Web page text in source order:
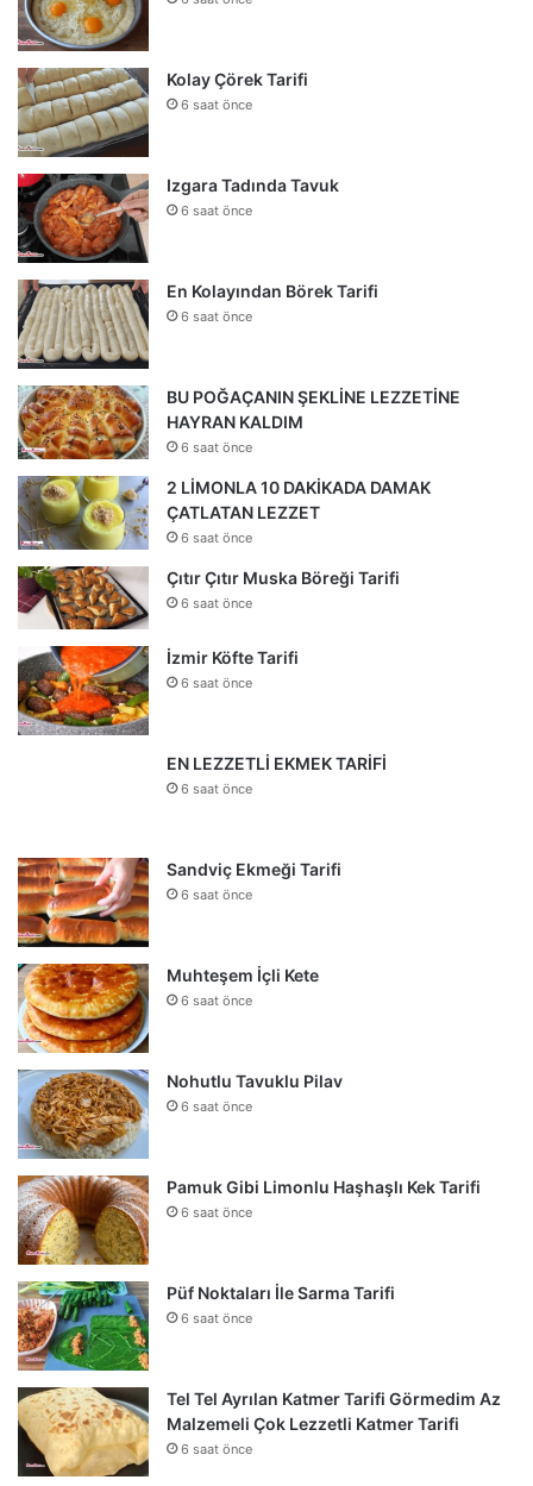
Kolay Çörek Tarifi
6 saat önce
Izgara Tadında Tavuk
6 saat önce
En Kolayından Börek Tarifi
6 saat önce
BU POĞAÇANIN ŞEKLİNE LEZZETİNE
HAYRAN KALDIM
6 saat önce
2 LİMONLA 10 DAKİKADA DAMAK
ÇATLATAN LEZZET
6 saat önce
Çıtır Çıtır Muska Böreği Tarifi
6 saat önce
İzmir Köfte Tarifi
6 saat önce
EN LEZZETLİ EKMEK TARİFİ
6 saat önce
Sandviç Ekmeği Tarifi
6 saat önce
Muhteşem İçli Kete
6 saat önce
Nohutlu Tavuklu Pilav
6 saat önce
Pamuk Gibi Limonlu Haşhaşlı Kek Tarifi
6 saat önce
Püf Noktaları İle Sarma Tarifi
6 saat önce
Tel Tel Ayrılan Katmer Tarifi Görmedim Az
Malzemeli Çok Lezzetli Katmer Tarifi
6 saat önce